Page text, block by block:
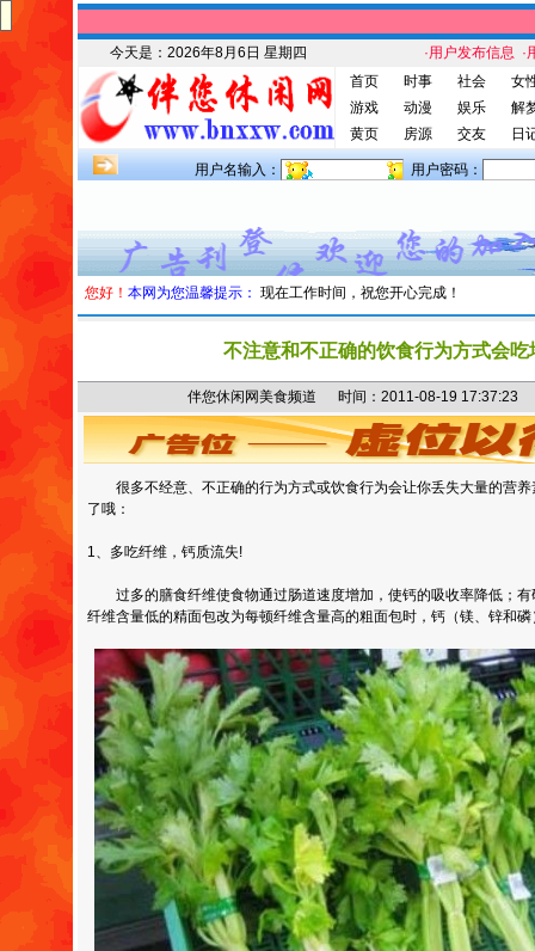
今天是： 2026年8月6日 星期四 ·用户发布信息 ·
首页
时事 社会
女
游戏
动漫 娱乐
解
黄页
房源 交友 日
用户名输入： 用户密码：
您好！ 本网为您温馨提示： 现在工作时间，祝您开心完成！
不注意和不正确的饮食行为方式会吃
伴您休闲网美食频道 时间：2011-08-19
很多不经意、不正确的行为方式或饮食行为会让你丢失大量的营
了哦：
1、多吃纤维，钙质流失!
过多的膳食纤维使食物通过肠道速度增加，使钙的吸收率降低；有
纤维含量低的精面包改为每顿纤维含量高的粗面包时，钙（镁、锌和